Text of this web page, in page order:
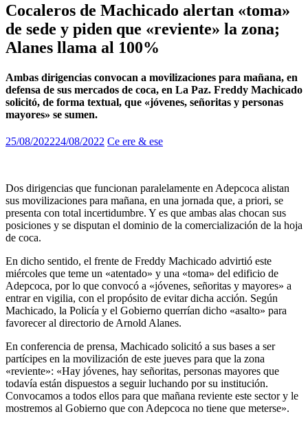
Cocaleros de Machicado alertan «toma»
de sede y piden que «reviente» la zona;
Alanes llama al 100%
Ambas dirigencias convocan a movilizaciones para mañana, en
defensa de sus mercados de coca, en La Paz. Freddy Machicado
solicitó, de forma textual, que «jóvenes, señoritas y personas
mayores» se sumen.
25/08/202224/08/2022 Ce ere & ese
Dos dirigencias que funcionan paralelamente en Adepcoca alistan
sus movilizaciones para mañana, en una jornada que, a priori, se
presenta con total incertidumbre. Y es que ambas alas chocan sus
posiciones y se disputan el dominio de la comercialización de la hoja
de coca.
En dicho sentido, el frente de Freddy Machicado advirtió este
miércoles que teme un «atentado» y una «toma» del edificio de
Adepcoca, por lo que convocó a «jóvenes, señoritas y mayores» a
entrar en vigilia, con el propósito de evitar dicha acción. Según
Machicado, la Policía y el Gobierno querrían dicho «asalto» para
favorecer al directorio de Arnold Alanes.
En conferencia de prensa, Machicado solicitó a sus bases a ser
partícipes en la movilización de este jueves para que la zona
«reviente»: «Hay jóvenes, hay señoritas, personas mayores que
todavía están dispuestos a seguir luchando por su institución.
Convocamos a todos ellos para que mañana reviente este sector y le
mostremos al Gobierno que con Adepcoca no tiene que meterse».